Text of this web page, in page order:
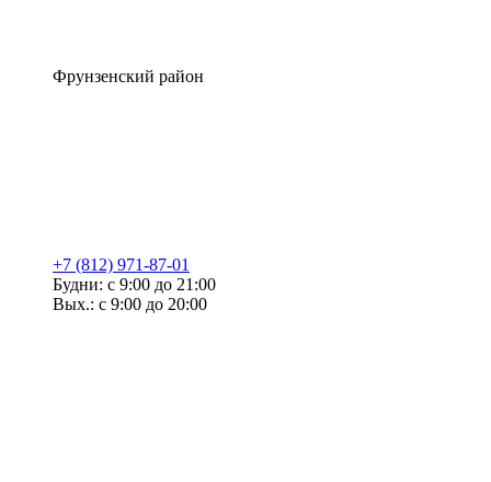
Фрунзенский район
+7 (812) 971-87-01
Будни: с 9:00 до 21:00
Вых.: с 9:00 до 20:00